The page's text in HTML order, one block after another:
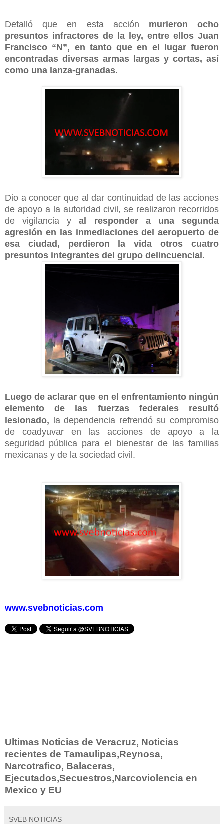
Detalló que en esta acción murieron ocho
presuntos infractores de la ley, entre ellos Juan
Francisco “N”, en tanto que en el lugar fueron
encontradas diversas armas largas y cortas, así
como una lanza-granadas.
Dio a conocer que al dar continuidad de las acciones
de apoyo a la autoridad civil, se realizaron recorridos
de vigilancia yal responder a una segunda
agresión en las inmediaciones del aeropuerto de
esa ciudad, perdieron la vida otros cuatro
presuntos integrantes del grupo delincuencial.
Luego de aclarar que en el enfrentamiento ningún
elemento de las fuerzas federales resultó
lesionado, la dependencia refrendó su compromiso
de coadyuvar en las acciones de apoyo a la
seguridad pública para el bienestar de las familias
mexicanas y de la sociedad civil.
www.svebnoticias.com
Ultimas Noticias de Veracruz, Noticias
recientes de Tamaulipas,Reynosa,
Narcotrafico, Balaceras,
Ejecutados,Secuestros,Narcoviolencia en
Mexico y EU
SVEB NOTICIAS